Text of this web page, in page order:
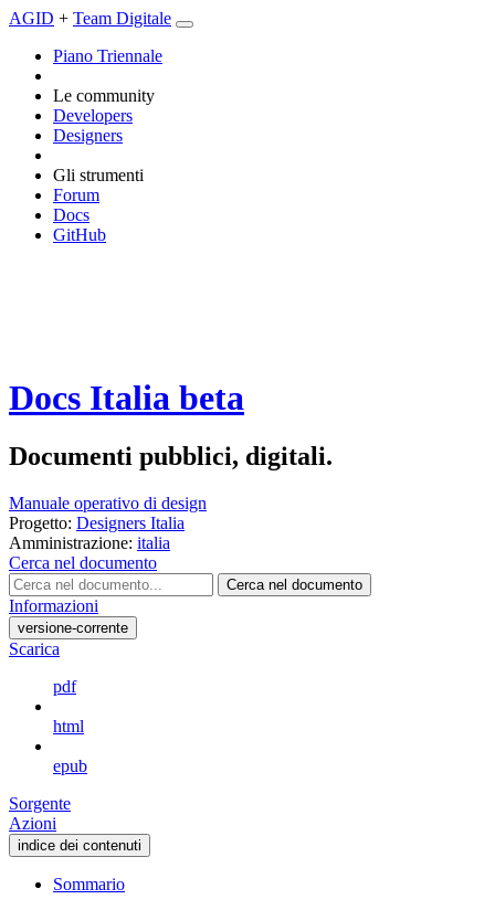
AGID + Team Digitale
Piano Triennale
Le community
Developers
Designers
Gli strumenti
Forum
Docs
GitHub
Docs Italia beta
Documenti pubblici, digitali.
Manuale operativo di design
Progetto: Designers Italia
Amministrazione: italia
Cerca nel documento
Cerca nel documento
Informazioni
versione-corrente
Scarica
pdf
html
epub
Sorgente
Azioni
indice dei contenuti
Sommario